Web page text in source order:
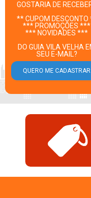
GOSTARIA DE
** CUPOM DESCONTO
*** PROMOÇÕES ***
*** NOVIDADES ***
DO GUIA VILA VELHA
SEU E-MAIL?